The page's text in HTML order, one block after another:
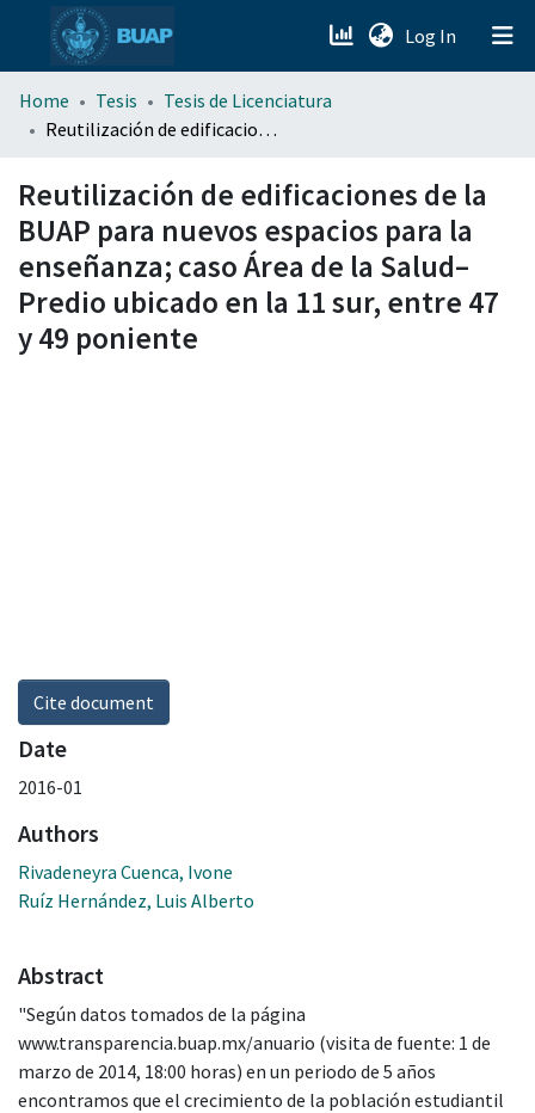
Log In (current)
menu.section.about_menu
Home Tesis
Tesis de Licenciatura
Reutilización de edificaciones de la BUAP para nuevos espacios para la enseñanza; caso Área de la Salud–Predio ubicado en la 11 sur, entre 47 y 49 poniente
Reutilización de edificaciones de la
BUAP para nuevos espacios para la
enseñanza; caso Área de la Salud–
Predio ubicado en la 11 sur, entre 47
y 49 poniente
Cite document
Date
2016-01
Authors
Rivadeneyra Cuenca, Ivone
Ruíz Hernández, Luis Alberto
Abstract
"Según datos tomados de la página
www.transparencia.buap.mx/anuario (visita de fuente: 1 de
marzo de 2014, 18:00 horas) en un periodo de 5 años
encontramos que el crecimiento de la población estudiantil